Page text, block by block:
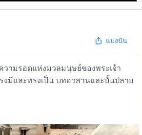
แบ่งปัน
วามรอดแห่งมวลมนุษย์ของพระเจ้า
งมีและทรงเป็น บทอวสานและบั้นปลาย